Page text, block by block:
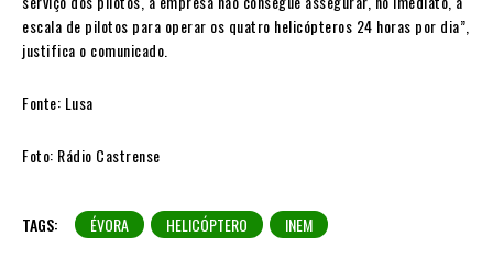
escala de pilotos para operar os quatro helicópteros 24 horas por dia”,
justifica o comunicado.
Fonte: Lusa
Foto: Rádio Castrense
TAGS: ÉVORA HELICÓPTERO INEM